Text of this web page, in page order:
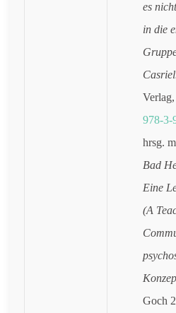
es
in die
978-3-
hrsg.
Bad
Eine
(A
Goch